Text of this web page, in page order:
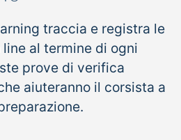
traccia e registra le
al termine di ogni
prove di verifica
aiuteranno il corsista a